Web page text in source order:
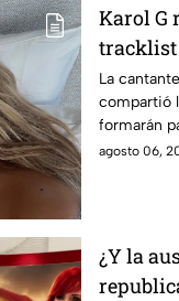
Karol G
tracklist
álbum
lista
La
compartió
formarán
material
agosto 06,
¿Y la